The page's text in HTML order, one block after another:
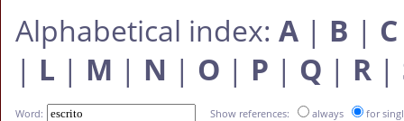
Alphabetical index: A | B | C
| L | M | N | O | P | Q | R |
Word: Show references: always for